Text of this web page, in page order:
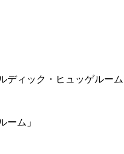
ィック・ヒュッゲルーム
ーム」